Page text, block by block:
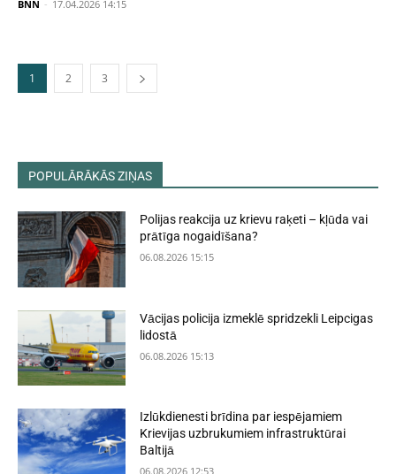
BNN - 17.04.2026 14:15
1 2 3
POPULĀRĀKĀS ZIŅAS
Polijas reakcija uz krievu raķeti – kļūda vai
prātīga nogaidīšana?
06.08.2026 15:15
Vācijas policija izmeklē spridzekli Leipcigas
lidostā
06.08.2026 15:13
Izlūkdienesti brīdina par iespējamiem
Krievijas uzbrukumiem infrastruktūrai
Baltijā
06.08.2026 12:53